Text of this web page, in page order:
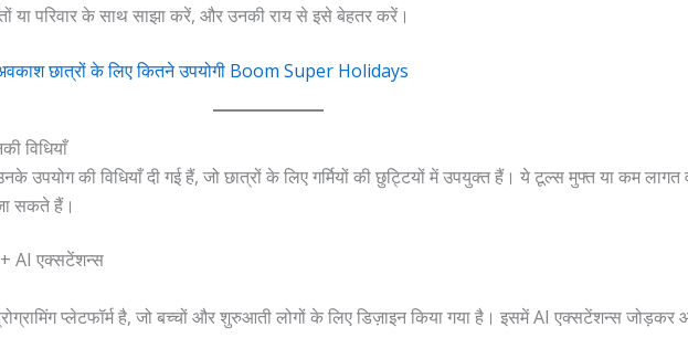
या परिवार के साथ साझा करें, और उनकी राय से इसे बेहतर करें।
अवकाश छात्रों के लिए कितने उपयोगी Boom Super Holidays
विधियाँ
उपयोग की विधियाँ दी गई हैं, जो छात्रों के लिए गर्मियों की छुट्टियों में उपयुक्त हैं। ये टूल्स मुफ्त या कम
सकते हैं।
AI एक्सटेंशन्स
प्लेटफॉर्म है, जो बच्चों और शुरुआती लोगों के लिए डिज़ाइन किया गया है। इसमें AI एक्सटेंशन्स जोड़कर